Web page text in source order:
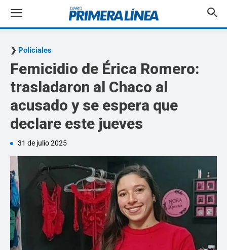
Policiales
Femicidio de Érica Romero:
trasladaron al Chaco al
acusado y se espera que
declare este jueves
31 de julio 2025